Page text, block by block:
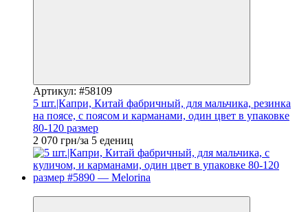
Артикул: #58109
5 шт.|Капри, Китай фабричный, для мальчика, резинка
на поясе, с поясом и карманами, один цвет в упаковке
80-120 размер
2 070 грн/за 5 едениц